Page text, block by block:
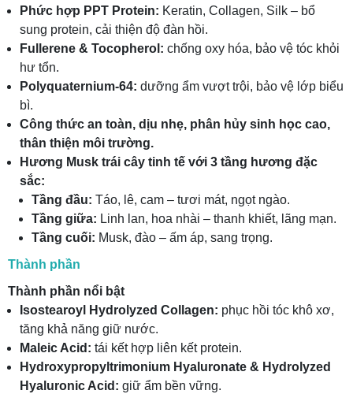
Phức hợp PPT Protein: Keratin, Collagen, Silk – bổ
sung protein, cải thiện độ đàn hồi.
Fullerene & Tocopherol: chống oxy hóa, bảo vệ tóc khỏi
hư tổn.
Polyquaternium-64: dưỡng ẩm vượt trội, bảo vệ lớp biểu
bì.
Công thức an toàn, dịu nhẹ, phân hủy sinh học cao,
thân thiện môi trường.
Hương Musk trái cây tinh tế với 3 tầng hương đặc
sắc:
Tầng đầu: Táo, lê, cam – tươi mát, ngọt ngào.
Tầng giữa: Linh lan, hoa nhài – thanh khiết, lãng mạn.
Tầng cuối: Musk, đào – ấm áp, sang trọng.
Thành phần
Thành phần nổi bật
Isostearoyl Hydrolyzed Collagen: phục hồi tóc khô xơ,
tăng khả năng giữ nước.
Maleic Acid: tái kết hợp liên kết protein.
Hydroxypropyltrimonium Hyaluronate & Hydrolyzed
Hyaluronic Acid: giữ ẩm bền vững.